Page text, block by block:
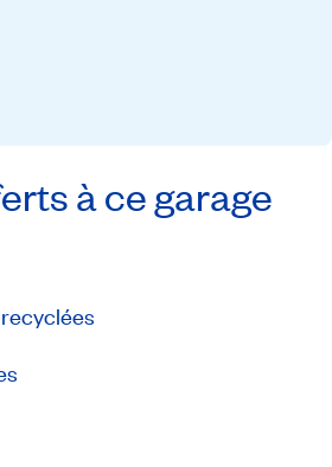
à ce garage